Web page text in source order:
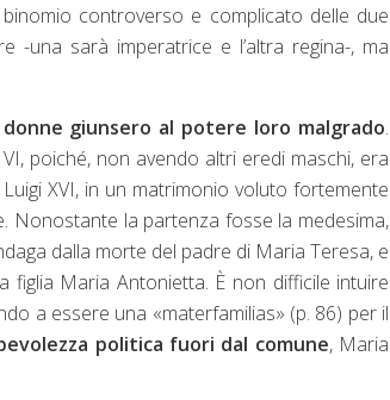
controverso e complicato delle due
-una sarà imperatrice e l’altra regina-, ma
giunsero al potere loro malgrado.
poiché, non avendo altri eredi maschi, era
XVI, in un matrimonio voluto fortemente
Nonostante la partenza fosse la medesima,
dalla morte del padre di Maria Teresa, e
Maria Antonietta. È non difficile intuire
a essere una «materfamilias» (p. 86) per il
politica fuori dal comune, Maria